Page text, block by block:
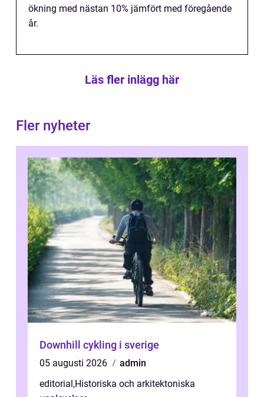
ökning med nästan 10% jämfört med föregående
år.
Läs fler inlägg här
Fler nyheter
Downhill cykling i sverige
05 augusti 2026
admin
editorial,Historiska och arkitektoniska